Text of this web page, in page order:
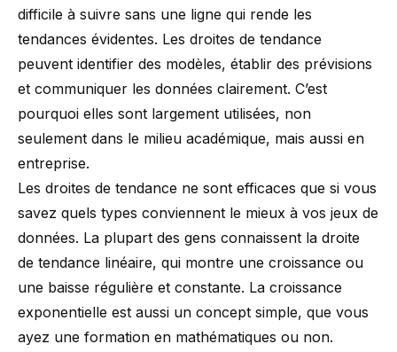
difficile à suivre sans une ligne qui rende les
tendances évidentes. Les droites de tendance
peuvent identifier des modèles, établir des prévisions
et communiquer les données clairement. C’est
pourquoi elles sont largement utilisées, non
seulement dans le milieu académique, mais aussi en
entreprise.
Les droites de tendance ne sont efficaces que si vous
savez quels types conviennent le mieux à vos jeux de
données. La plupart des gens connaissent la droite
de tendance linéaire, qui montre une croissance ou
une baisse régulière et constante. La croissance
exponentielle est aussi un concept simple, que vous
ayez une formation en mathématiques ou non.